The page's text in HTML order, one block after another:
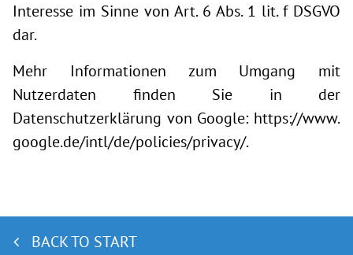
Interesse im Sinne von Art. 6 Abs. 1 lit. f DSGVO
dar.
Mehr Informationen zum Umgang mit
Nutzerdaten finden Sie in der
Datenschutzerklärung von Google: https://www.
google.de/intl/de/policies/privacy/.
BACK TO START